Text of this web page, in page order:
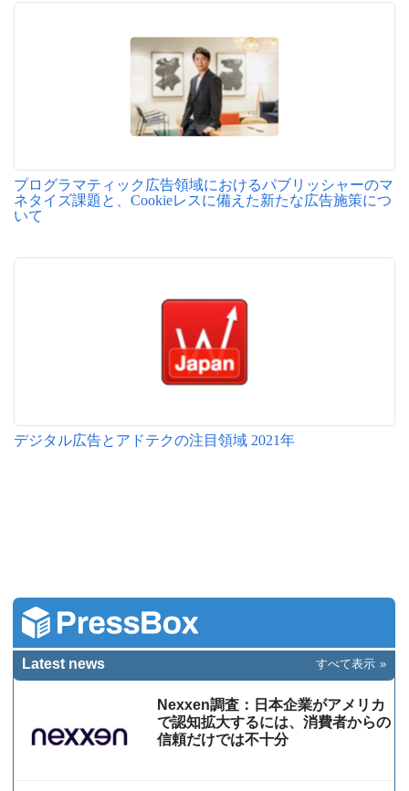
プログラマティック広告領域におけるパブリッシャーのマ
ネタイズ課題と、Cookieレスに備えた新たな広告施策につ
いて
デジタル広告とアドテクの注目領域 2021年
Latest news すべて表示
Nexxen調査：日本企業がアメリカ
で認知拡大するには、消費者からの
信頼だけでは不十分